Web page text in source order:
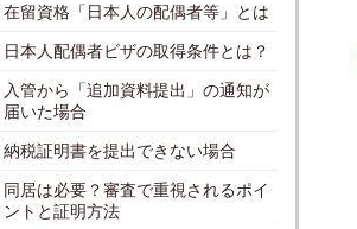
在留資格「日本人の配偶者等」とは
日本人配偶者ビザの取得条件とは？
入管から「追加資料提出」の通知が
届いた場合
納税証明書を提出できない場合
同居は必要？審査で重視されるポイ
ントと証明方法